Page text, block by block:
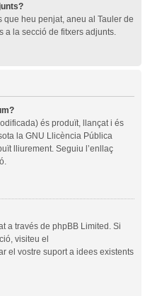
que heu penjat, aneu al Tauler de
a la secció de fitxers adjunts.
és produït, llançat i és
la GNU Llicència Pública
lliurement. Seguiu l’enllaç
a través de phpBB Limited. Si
visiteu el
el vostre suport a idees existents